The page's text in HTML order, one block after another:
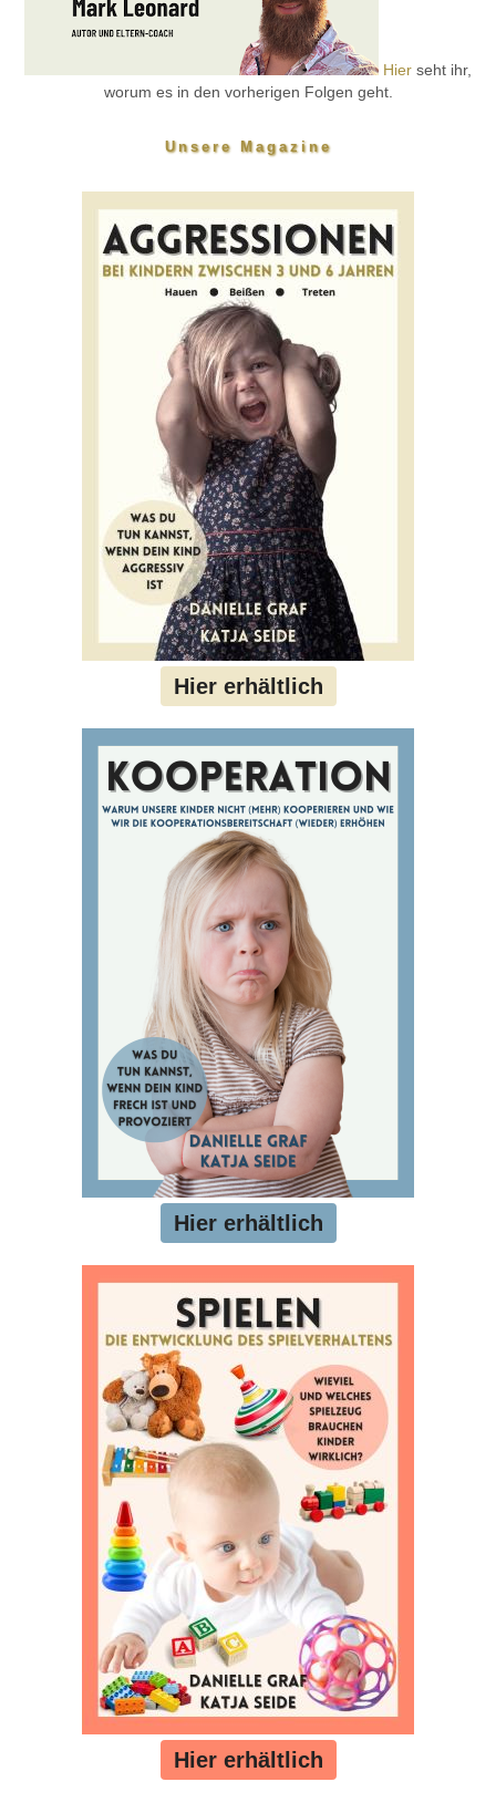
Hier seht ihr,
worum es in den vorherigen Folgen geht.
Unsere Magazine
Hier erhältlich
Hier erhältlich
Hier erhältlich